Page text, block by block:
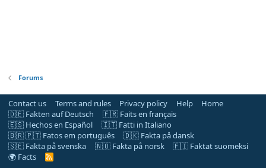
Forums
Contact us Terms and rules Privacy policy Help
Home
🇩🇪 Fakten auf Deutsch
🇫🇷 Faits en français
🇪🇸 Hechos en Español
🇮🇹 Fatti in Italiano
🇧🇷 🇵🇹 Fatos em português
🇩🇰 Fakta på dansk
🇸🇪 Fakta på svenska
🇳🇴 Fakta på norsk
🇫🇮 Faktat suomeksi
🌍 Facts
R